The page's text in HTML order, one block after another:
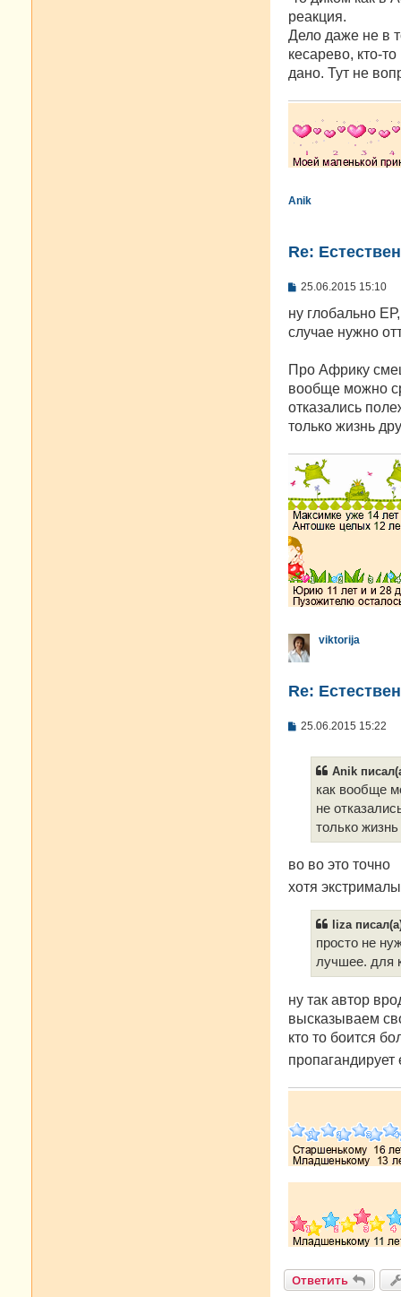
реакция.
Дело даже не в
кесарево, кто-
дано. Тут не
Anik
Re:
С
о
б
щ
и
е
25.06.2015 15:10
ну глобально
случае нужно
Про Африку
вообще можно
отказались
только жизнь
viktorija
Re:
С
25.06.2015 15:22
Anik
как вообще
не
только жизнь
во во это точно
хотя
liza
просто не
лучшее. для
ну так автор
высказываем
кто то боится
пропагандирует
Ответить